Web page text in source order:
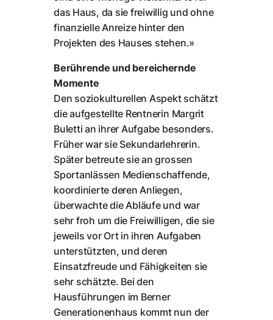
das Haus, da sie freiwillig und ohne
finanzielle Anreize hinter den
Projekten des Hauses stehen.»
Berührende und bereichernde
Momente
Den soziokulturellen Aspekt schätzt
die aufgestellte Rentnerin Margrit
Buletti an ihrer Aufgabe besonders.
Früher war sie Sekundarlehrerin.
Später betreute sie an grossen
Sportanlässen Medienschaffende,
koordinierte deren Anliegen,
überwachte die Abläufe und war
sehr froh um die Freiwilligen, die sie
jeweils vor Ort in ihren Aufgaben
unterstützten, und deren
Einsatzfreude und Fähigkeiten sie
sehr schätzte. Bei den
Hausführungen im Berner
Generationenhaus kommt nun der